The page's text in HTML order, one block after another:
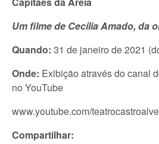
Um filme de Cecília Amado, da
Quando: 31 de janeiro de 2021
Onde: Exibição através do canal
no YouTube
www.youtube.com/
Compartilhar: